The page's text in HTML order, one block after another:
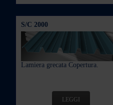
S/C 2000
Lamiera grecata Copertura.
LEGGI